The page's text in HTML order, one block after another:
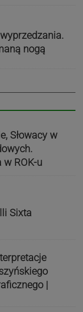
nogą
Słowacy w
ROK-u
Sixta
|